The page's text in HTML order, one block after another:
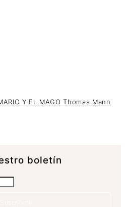
Y EL MAGO Thomas Mann
boletín